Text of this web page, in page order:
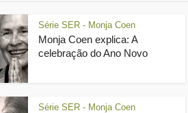
Série SER - Monja Coen
Monja Coen explica: A
celebração do Ano Novo
Série SER - Monja Coen